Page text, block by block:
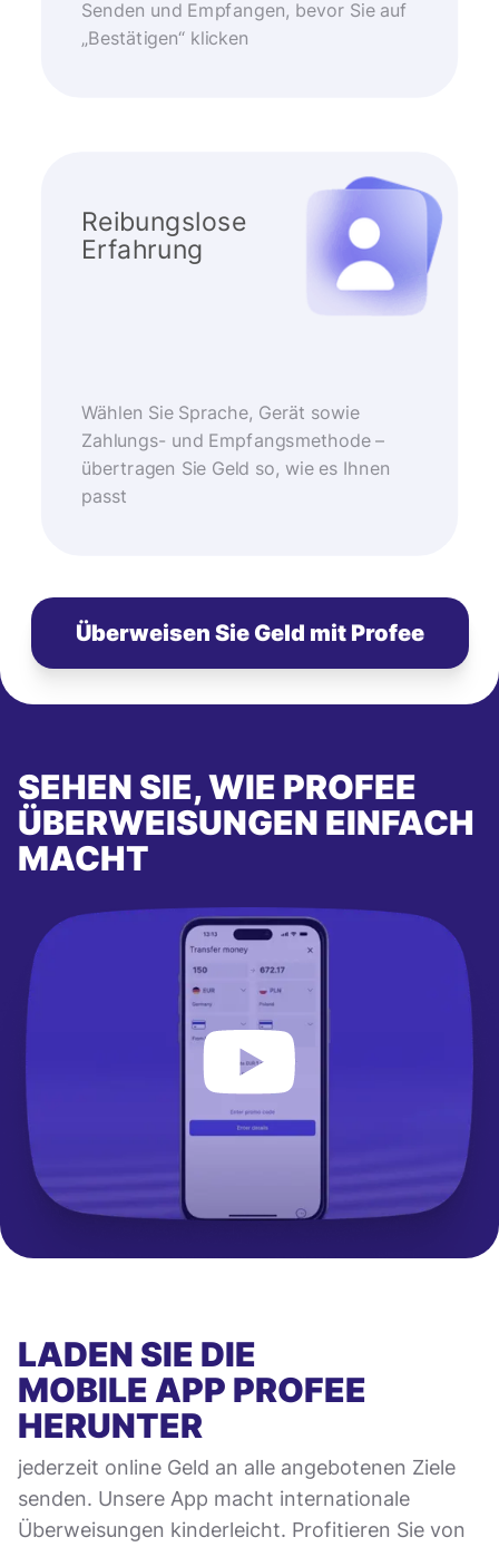
Senden und Empfangen, bevor Sie auf
„Bestätigen“ klicken
Reibungslose
Erfahrung
Wählen Sie Sprache, Gerät sowie
Zahlungs- und Empfangsmethode –
übertragen Sie Geld so, wie es Ihnen
passt
Überweisen Sie Geld mit Profee
SEHEN SIE, WIE PROFEE
ÜBERWEISUNGEN EINFACH
MACHT
LADEN SIE DIE
MOBILE APP PROFEE
HERUNTER
jederzeit online Geld an alle angebotenen Ziele
senden. Unsere App macht internationale
Überweisungen kinderleicht. Profitieren Sie von